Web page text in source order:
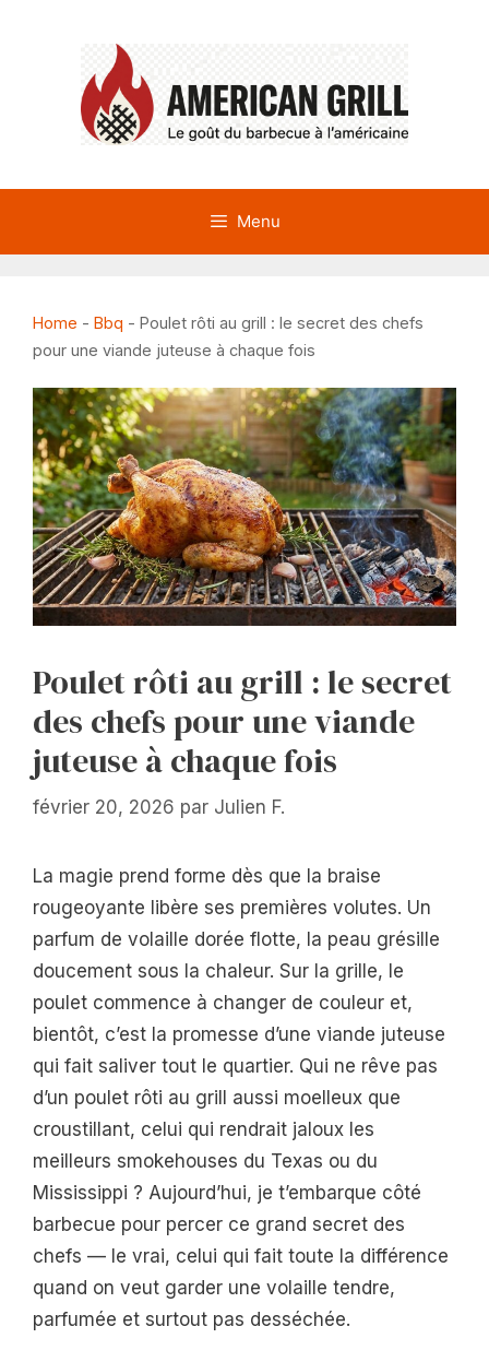
Menu
Home - Bbq - Poulet rôti au grill : le secret des chefs
pour une viande juteuse à chaque fois
Poulet rôti au grill : le secret
des chefs pour une viande
juteuse à chaque fois
février 20, 2026 par Julien F.
La magie prend forme dès que la braise
rougeoyante libère ses premières volutes. Un
parfum de volaille dorée flotte, la peau grésille
doucement sous la chaleur. Sur la grille, le
poulet commence à changer de couleur et,
bientôt, c’est la promesse d’une viande juteuse
qui fait saliver tout le quartier. Qui ne rêve pas
d’un poulet rôti au grill aussi moelleux que
croustillant, celui qui rendrait jaloux les
meilleurs smokehouses du Texas ou du
Mississippi ? Aujourd’hui, je t’embarque côté
barbecue pour percer ce grand secret des
chefs — le vrai, celui qui fait toute la différence
quand on veut garder une volaille tendre,
parfumée et surtout pas desséchée.